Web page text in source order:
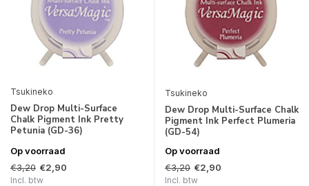
Tsukineko
Dew Drop Multi-Surface
Chalk Pigment Ink Pretty
Petunia (GD-36)
Op voorraad
€3,20 €2,90
Incl. btw
Tsukineko
Dew Drop Multi-Surface Chalk
Pigment Ink Perfect Plumeria
(GD-54)
Op voorraad
€3,20 €2,90
Incl. btw